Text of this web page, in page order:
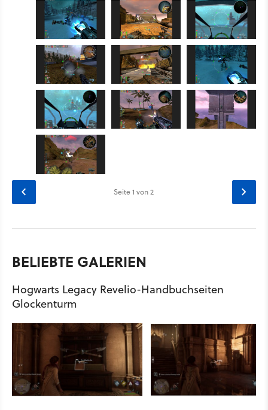
Seite1 von 2
BELIEBTE GALERIEN
Hogwarts Legacy Revelio-Handbuchseiten
Glockenturm